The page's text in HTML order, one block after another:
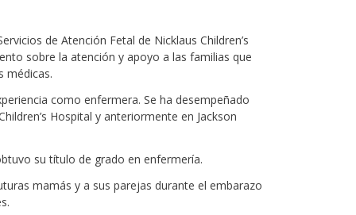
de Atención Fetal de Nicklaus Children’s
sobre la atención y apoyo a las familias que
médicas.
como enfermera. Se ha desempeñado
Hospital y anteriormente en Jackson
su título de grado en enfermería.
mamás y a sus parejas durante el embarazo